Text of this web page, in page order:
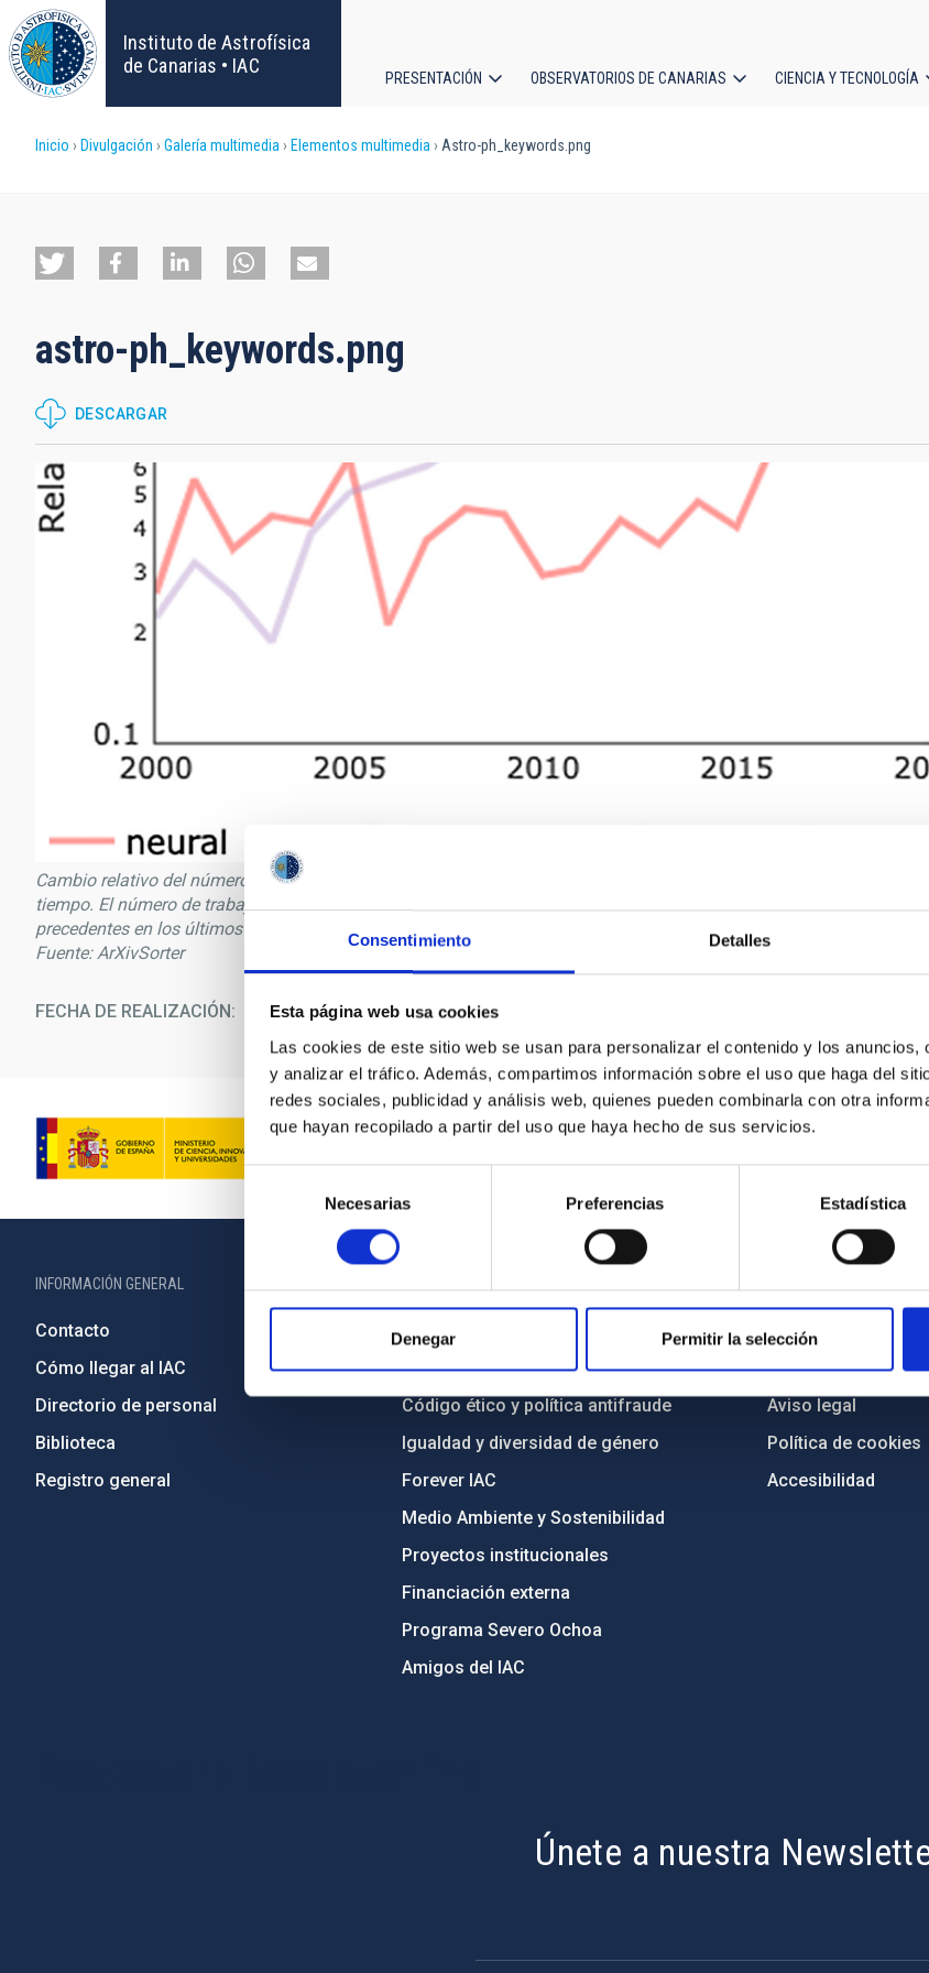
Consentimiento Detalles
Esta página web usa cookies
Las cookies de este sitio web se usan para personalizar el contenido y los
y analizar el tráfico. Además, compartimos información sobre el uso que haga del
redes sociales, publicidad y análisis web, quienes pueden combinarla con otra
que hayan recopilado a partir del uso que haya hecho de sus servicios.
Selección
consentimiento
Necesarias Preferencias Estadística
Denegar Permitir la selección
Pasar
al
contenido
principal
Instituto de Astrofísica
de Canarias • IAC
principal
PRESENTACIÓN OBSERVATORIOS DE CANARIAS CIENCIA Y TECNOLOGÍA
Sobrescribir
de
a
la
navegación
Inicio Divulgación Galería multimedia Elementos multimedia Astro-ph_keywords.png
astro-ph_keywords.png
DESCARGAR
Cambio relativo del número de artículos en arXiv:astro-ph con diferentes palabras clave en el resumen en función del
tiempo. El número de trabajos que mencionan redes neuronales en el resumen ha experimentado un crecimiento
precedentes en los últimos ~ 6 años, significativamente más pronunciado que cualquier otro tema en astrofísica.
Fuente: ArXivSorter
FECHA DE REALIZACIÓN 20/09/2023
INFORMACIÓN GENERAL
Contacto
Cómo llegar al IAC
Directorio de personal
Biblioteca
Registro general
Legislación
Transparencia
Código ético y política antifraude
Igualdad y diversidad de género
Forever IAC
Medio Ambiente y Sostenibilidad
Proyectos institucionales
Financiación externa
Programa Severo Ochoa
Amigos del IAC
Mapa web
Políticas de
Aviso legal
Política de cookies
Accesibilidad
Únete a nuestra